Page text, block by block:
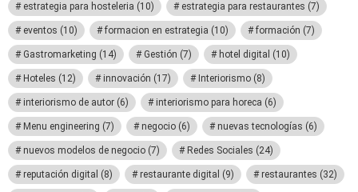
estrategia para hosteleria (10) estrategia para restaurantes (7)
eventos (10) formacion en estrategia (10) formación (7)
Gastromarketing (14) Gestión (7) hotel digital (10)
Hoteles (12) innovación (17) Interiorismo (8)
interiorismo de autor (6) interiorismo para horeca (6)
Menu engineering (7) negocio (6) nuevas tecnologías (6)
nuevos modelos de negocio (7) Redes Sociales (24)
reputación digital (8) restaurante digital (9) restaurantes (32)